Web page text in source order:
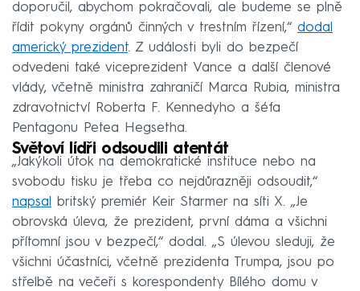
doporučil, abychom pokračovali, ale budeme se plně
řídit pokyny orgánů činných v trestním řízení,“ dodal
americký prezident. Z události byli do bezpečí
odvedeni také viceprezident Vance a další členové
vlády, včetně ministra zahraničí Marca Rubia, ministra
zdravotnictví Roberta F. Kennedyho a šéfa
Pentagonu Petea Hegsetha.
Světoví lídři odsoudili atentát
„Jakýkoli útok na demokratické instituce nebo na
svobodu tisku je třeba co nejdůrazněji odsoudit,“
napsal
britský premiér Keir Starmer na síti X. „Je
obrovská úleva, že prezident, první dáma a všichni
přítomní jsou v bezpečí,“ dodal. „S úlevou sleduji, že
všichni účastníci, včetně prezidenta Trumpa, jsou po
střelbě na večeři s korespondenty Bílého domu v